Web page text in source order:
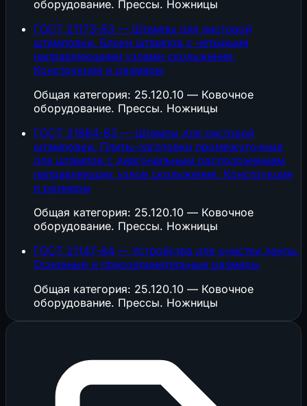
оборудование. Прессы. Ножницы
ГОСТ 21173-83 — Штампы для листовой
штамповки. Блоки штампов с четырьмя
направляющими узлами скольжения.
Конструкция и размеры
Общая категория: 25.120.10 — Ковочное
оборудование. Прессы. Ножницы
ГОСТ 21884-83 — Штампы для листовой
штамповки. Плиты-заготовки промежуточные
для штампов с диагональным расположением
направляющих узлов скольжения. Конструкция
и размеры
Общая категория: 25.120.10 — Ковочное
оборудование. Прессы. Ножницы
ГОСТ 21147-84 — Устройства для очистки ленты.
Основные и присоединительные размеры
Общая категория: 25.120.10 — Ковочное
оборудование. Прессы. Ножницы